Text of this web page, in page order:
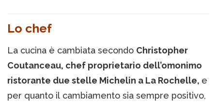
Lo chef
La cucina è cambiata secondo Christopher
Coutanceau, chef proprietario dell’omonimo
ristorante due stelle Michelin a La Rochelle, e
per quanto il cambiamento sia sempre positivo,